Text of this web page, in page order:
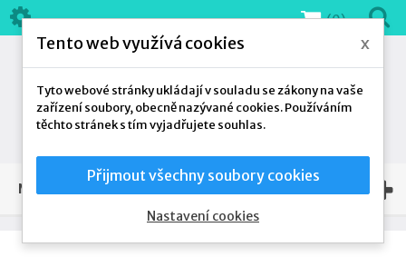
(0)
NAŠE NABÍDKA
Tento web využívá cookies x
Tyto webové stránky ukládají v souladu se zákony na vaše
zařízení soubory, obecně nazývané cookies. Používáním
těchto stránek s tím vyjadřujete souhlas.
Přijmout všechny soubory cookies
Nastavení cookies